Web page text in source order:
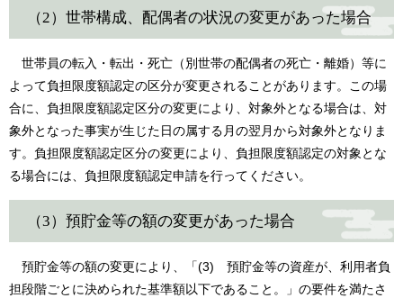
（2）世帯構成、配偶者の状況の変更があった場合
世帯員の転入・転出・死亡（別世帯の配偶者の死亡・離婚）等に
よって負担限度額認定の区分が変更されることがあります。この場
合に、負担限度額認定区分の変更により、対象外となる場合は、対
象外となった事実が生じた日の属する月の翌月から対象外となりま
す。負担限度額認定区分の変更により、負担限度額認定の対象とな
る場合には、負担限度額認定申請を行ってください。
（3）預貯金等の額の変更があった場合
預貯金等の額の変更により、「(3) 預貯金等の資産が、利用者負
担段階ごとに決められた基準額以下であること。」の要件を満たさ